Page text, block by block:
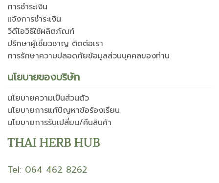
การชำระเงิน
แจ้งการชำระเงิน
วิดีโอวิธีใช้ผลิตภัณฑ์
ปรึกษาผู้เชี่ยวชาญ ติดต่อเรา
การรักษาความปลอดภัยข้อมูลส่วนบุคคลของท่าน
นโยบายของบริษัท
นโยบายความเป็นส่วนตัว
นโยบายการแก้ปัญหาข้อร้องเรียน
นโยบายการรับเปลี่ยน/คืนสินค้า
THAI HERB HUB
Tel: 064 462 8262